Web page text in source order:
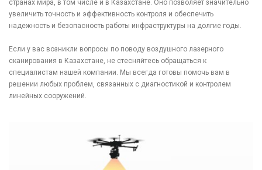
странах мира, в том числе и в Казахстане. Оно позволяет значительно
увеличить точность и эффективность контроля и обеспечить
надежность и безопасность работы инфраструктуры на долгие годы.
Если у вас возникли вопросы по поводу воздушного лазерного
сканирования в Казахстане, не стесняйтесь обращаться к
специалистам нашей компании. Мы всегда готовы помочь вам в
решении любых проблем, связанных с диагностикой и контролем
линейных сооружений.